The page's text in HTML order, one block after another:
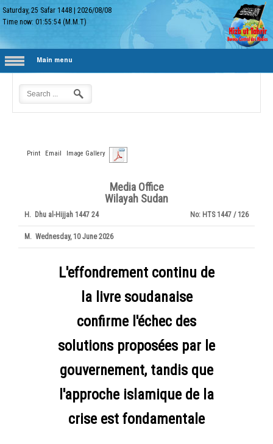
Saturday, 25 Safar 1448 |2026/08/08
Time now: 01:55:55 (M.M.T)
Main menu
Print Email Image Gallery
Media Office
Wilayah Sudan
H. 24 Dhu al-Hijjah 1447 No: HTS 1447 / 126
M. Wednesday, 10 June 2026
L'effondrement continu de
la livre soudanaise
confirme l'échec des
solutions proposées par le
gouvernement, tandis que
l'approche islamique de la
crise est fondamentale